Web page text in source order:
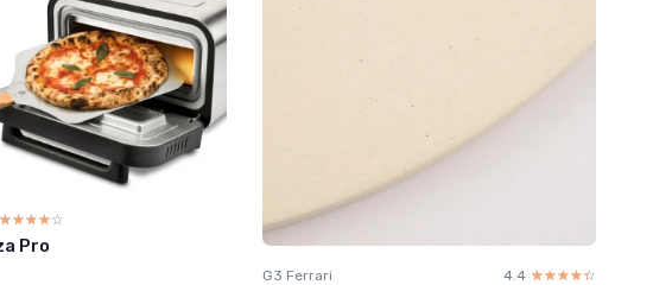
☆☆☆☆☆
★★★★★
Pro
G3 Ferrari 4.4 ☆☆☆☆☆
★★★★★